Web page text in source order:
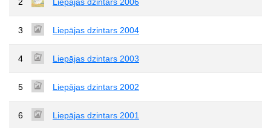
3 Liepājas dzintars 2004
4 Liepājas dzintars 2003
5 Liepājas dzintars 2002
6 Liepājas dzintars 2001